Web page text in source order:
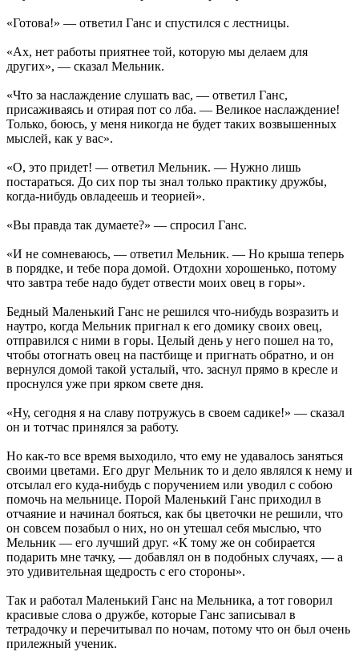
«Готова!» — ответил Ганс и спустился с лестницы.
«Ах, нет работы приятнее той, которую мы делаем для
других», — сказал Мельник.
«Что за наслаждение слушать вас, — ответил Ганс,
присаживаясь и отирая пот со лба. — Великое наслаждение!
Только, боюсь, у меня никогда не будет таких возвышенных
мыслей, как у вас».
«О, это придет! — ответил Мельник. — Нужно лишь
постараться. До сих пор ты знал только практику дружбы,
когда-нибудь овладеешь и теорией».
«Вы правда так думаете?» — спросил Ганс.
«И не сомневаюсь, — ответил Мельник. — Но крыша теперь
в порядке, и тебе пора домой. Отдохни хорошенько, потому
что завтра тебе надо будет отвести моих овец в горы».
Бедный Маленький Ганс не решился что-нибудь возразить и
наутро, когда Мельник пригнал к его домику своих овец,
отправился с ними в горы. Целый день у него пошел на то,
чтобы отогнать овец на пастбище и пригнать обратно, и он
вернулся домой такой усталый, что. заснул прямо в кресле и
проснулся уже при ярком свете дня.
«Ну, сегодня я на славу потружусь в своем садике!» — сказал
он и тотчас принялся за работу.
Но как-то все время выходило, что ему не удавалось заняться
своими цветами. Его друг Мельник то и дело являлся к нему и
отсылал его куда-нибудь с поручением или уводил с собою
помочь на мельнице. Порой Маленький Ганс приходил в
отчаяние и начинал бояться, как бы цветочки не решили, что
он совсем позабыл о них, но он утешал себя мыслью, что
Мельник — его лучший друг. «К тому же он собирается
подарить мне тачку, — добавлял он в подобных случаях, — а
это удивительная щедрость с его стороны».
Так и работал Маленький Ганс на Мельника, а тот говорил
красивые слова о дружбе, которые Ганс записывал в
тетрадочку и перечитывал по ночам, потому что он был очень
прилежный ученик.